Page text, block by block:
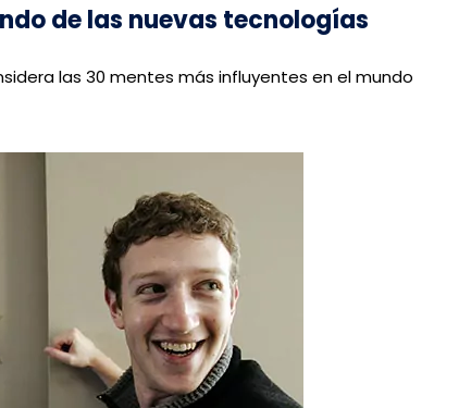
de las nuevas tecnologías
las 30 mentes más influyentes en el mundo